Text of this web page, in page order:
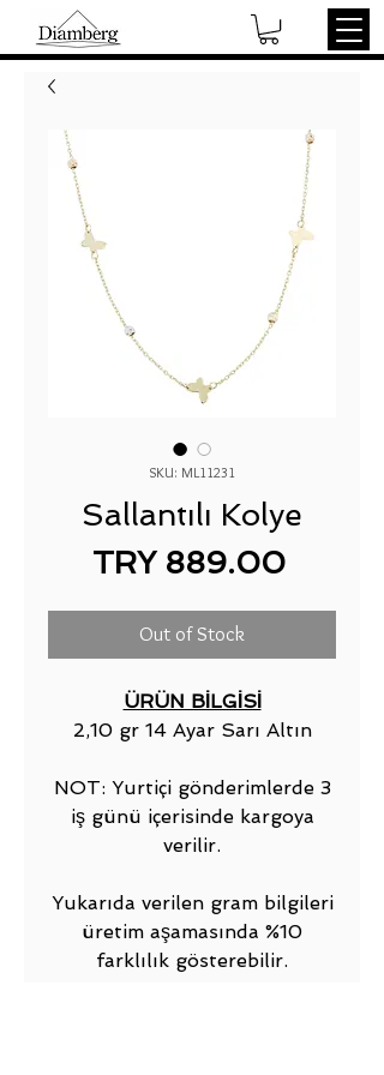
SKU: ML11231
Sallantılı Kolye
TRY 889.00Price
Out of Stock
ÜRÜN BİLGİSİ
2,10 gr 14 Ayar Sarı Altın
NOT: Yurtiçi gönderimlerde 3
iş günü içerisinde kargoya
verilir.
Yukarıda verilen gram bilgileri
üretim aşamasında %10
farklılık gösterebilir.